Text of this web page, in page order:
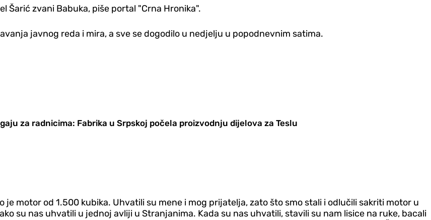
Šarić zvani Babuka, piše portal "Crna Hronika".
javnog reda i mira, a sve se dogodilo u nedjelju u popodnevnim satima.
za radnicima: Fabrika u Srpskoj počela proizvodnju dijelova za Teslu
je motor od 1.500 kubika. Uhvatili su mene i mog prijatelja, zato što smo stali i odlučili sakriti motor u
su nas uhvatili u jednoj avliji u Stranjanima. Kada su nas uhvatili, stavili su nam lisice na ruke, bacali